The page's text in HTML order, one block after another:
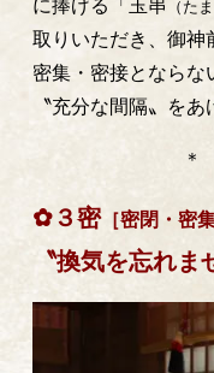
に捧げる「玉串
（た
取りいただき、御神
密集・密接とならな
〝充分な間隔〟をあ
✿３密［密閉・密
〝換気を忘れま